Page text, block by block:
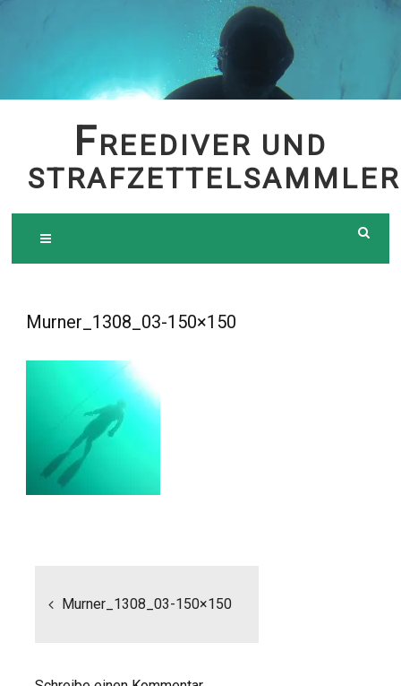
FREEDIVER UND
STRAFZETTELSAMMLER
Murner_1308_03-150×150
Murner_1308_03-150×150